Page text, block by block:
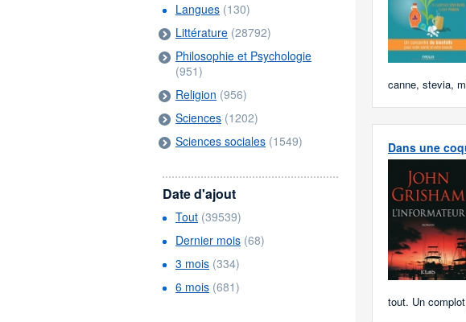
canne, stevia,
Dans une
tout. Un
Langues (130)
Littérature (28792)
Philosophie et Psychologie
(951)
Religion (956)
Sciences (1202)
Sciences sociales (1549)
Date d'ajout
Tout (39539)
Dernier mois (68)
3 mois (334)
6 mois (681)